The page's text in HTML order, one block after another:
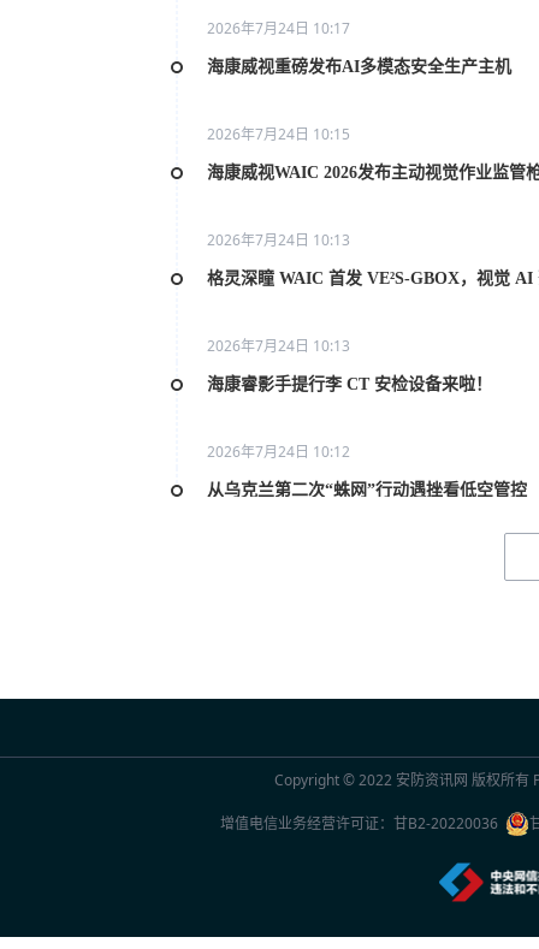
2026年7月24日 10:17
海康威视重磅发布AI多模态安全生产主机
2026年7月24日 10:15
海康威视WAIC 2026发布主动视觉作业监管
2026年7月24日 10:13
格灵深瞳 WAIC 首发 VE²S-GBOX，视觉 AI
2026年7月24日 10:13
海康睿影手提行李 CT 安检设备来啦！
2026年7月24日 10:12
从乌克兰第二次“蛛网”行动遇挫看低空管控
联合国官员点赞中国“人工智能+”行动：期
2026年7月20日 10:29
Copyright © 2022 安防资讯网 版权所有
增值电信业务经营许可证： 甘B2-20220036